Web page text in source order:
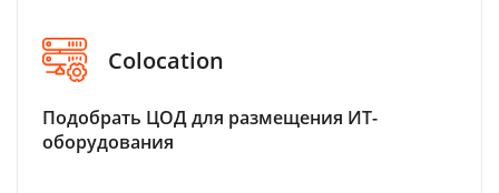
Colocation
Подобрать ЦОД для размещения ИТ-
оборудования